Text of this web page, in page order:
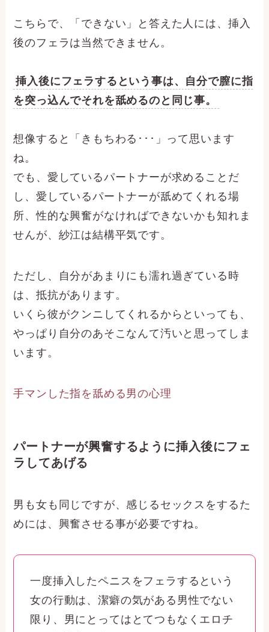
こちらで、「できない」と答えた人には、挿入
後のフェラは当然できません。
挿入後にフェラするという事は、自分で膣に指
を突っ込んでそれを舐めるのと同じ事。
想像すると「きもちわる･･･」って思います
ね。
でも、愛しているパートナーが求めることだ
し、愛しているパートナーが舐めてくれる場
所、性的な興奮がなければできないかも知れま
せんが、紗江は結構平気です。
ただし、自分があまりにも濡れ過ぎている時
は、抵抗があります。
いくら彼がクンニしてくれるからといっても、
やっぱり自分のあそこなんて汚いと思ってしま
います。
手マンした指を舐める男の心理
パートナーが興奮するように挿入後にフェ
ラしてあげる
男も女も同じですが、感じるセックスをするた
めには、興奮させる事が必要ですね。
一度挿入したペニスをフェラするという
女の行動は、潔癖の気がある男性でない
限り、男にとってはとてつもなくエロチ